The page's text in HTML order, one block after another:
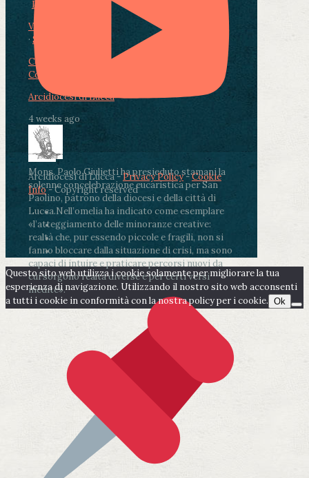
Photo
View on Facebook
· Share
Condividi su Facebook
Condividi su LinkedIn
Arcidiocesi di Lucca
4 weeks ago
Mons. Paolo Giulietti ha presieduto stamani la
solenne concelebrazione eucaristica per San
Paolino, patrono della diocesi e della città di
Lucca.Nell’omelia ha indicato come esemplare
«l’atteggiamento delle minoranze creative:
realtà che, pur essendo piccole e fragili, non si
fanno bloccare dalla situazione di crisi, ma sono
capaci di intuire e praticare percorsi nuovi da
cui sorgono realtà diverse e per certi versi
inedite».
Arcidiocesi di Lucca -Privacy Policy-Cookie
Info- Copyright reserved
Questo sito web utilizza i cookie solamente per migliorare la tua
esperienza di navigazione. Utilizzando il nostro sito web acconsenti
a tutti i cookie in conformità con la nostra policy per i cookie. Ok